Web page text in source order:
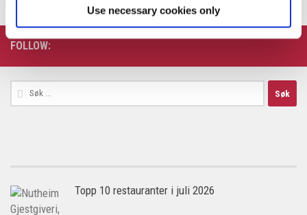
Use necessary cookies only
FOLLOW:
Søk
etter:
Topp 10 restauranter i juli 2026